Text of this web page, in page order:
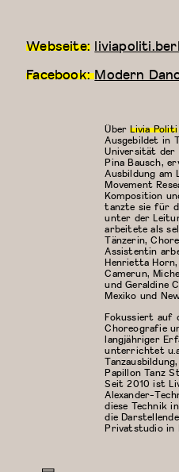
Webseite:
Facebook:Modern
ÜberLivia Politi
Ausgebildet in
Universität der
Pina Bausch,
Ausbildung am
Movement
Komposition
tanzte sie für
unter der
arbeitete als
Tänzerin,
Assistentin
Henrietta
Camerun,
und Geraldine
Mexiko und
Fokussiert auf
Choreografie
langjähriger
unterrichtet
Papillon Tanz
Seit 2010 ist
Alexander-
diese Technik
die
Privatstudio in